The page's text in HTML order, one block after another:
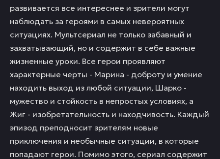
развивается все интереснее и зрители могут
наблюдать за героями в самых невероятных
ситуациях. Мультсериал не только забавный и
захватывающий, но и содержит в себе важные
жизненные уроки. Все герои проявляют
характерные черты - Марина - доброту и умение
находить выход из любой ситуации, Шарко -
мужество и стойкость в непростых условиях, а
Жиг - изобретательность и находчивость. Каждый
эпизод преподносит зрителям новые
приключения и необычные ситуации, в которые
попадают герои. Помимо этого, сериал содержит